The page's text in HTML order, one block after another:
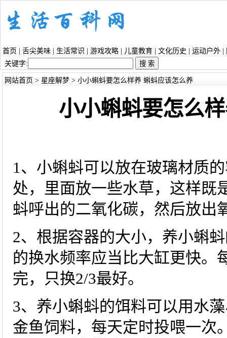
首页 舌尖美味 生活常识 游戏攻略 儿童教育 文化历史 运动户外
关键字:
网站首页 > 星座解梦> 小小蝌蚪要怎么样养 蝌蚪应该怎么养
小小蝌蚪要怎么
1、小蝌蚪可以放在玻璃材质
处，里面放一些水草，这样既
蚪呼出的二氧化碳，然后放出
2、根据容器的大小，养小蝌
的换水频率应当比大缸更快。
完，只换2/3最好。
3、养小蝌蚪的饵料可以用水
金鱼饲料，每天定时投喂一次